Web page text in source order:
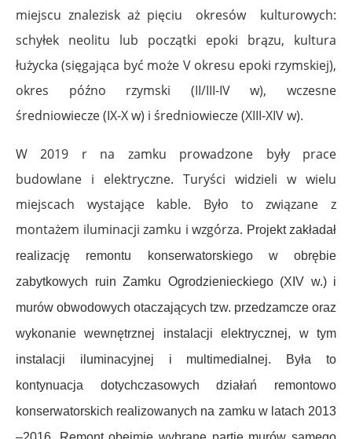
miejscu znalezisk aż pięciu okresów kulturowych:
schyłek neolitu lub początki epoki brązu, kultura
łużycka (sięgająca być może V okresu epoki rzymskiej),
okres późno rzymski (II/III-IV w), wczesne
średniowiecze (IX-X w) i średniowiecze (XIII-XIV w).
W 2019 r na zamku prowadzone były prace
budowlane i elektryczne. Turyści widzieli w wielu
miejscach wystające kable. Było to związane z
montażem iluminacji zamku i wzgórza. Projekt zakładał
realizację remontu konserwatorskiego w obrębie
zabytkowych ruin Zamku Ogrodzienieckiego (XIV w.) i
murów obwodowych otaczających tzw. przedzamcze oraz
wykonanie wewnętrznej instalacji elektrycznej, w tym
instalacji iluminacyjnej i multimedialnej. Była to
kontynuacja dotychczasowych działań remontowo
konserwatorskich realizowanych na zamku w latach 2013